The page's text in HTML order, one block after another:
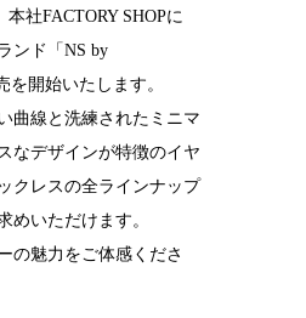
年
泊プ
ルス
社FACTORY SHOPに
ンド「NS by
を開始いたします。
曲線と洗練されたミニマ
なデザインが特徴のイヤ
クレスの全ラインナップ
めいただけます。
の魅力をご体感くださ